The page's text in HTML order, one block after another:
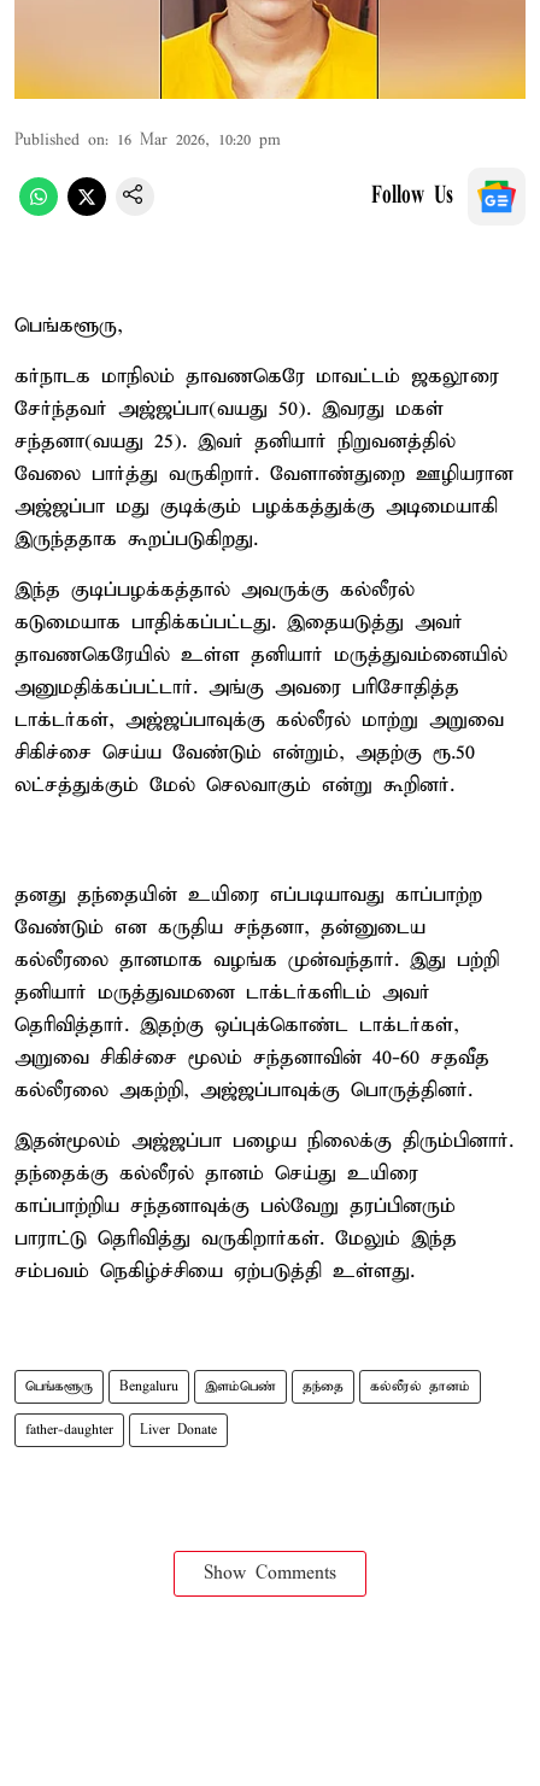
Published on: 16 Mar 2026, 10:20 pm
Follow Us
பெங்களூரு,
கர்நாடக மாநிலம் தாவணகெரே மாவட்டம் ஜகலூரை
சேர்ந்தவர் அஜ்ஜப்பா(வயது 50). இவரது மகள்
சந்தனா(வயது 25). இவர் தனியார் நிறுவனத்தில்
வேலை பார்த்து வருகிறார். வேளாண்துறை ஊழியரான
அஜ்ஜப்பா மது குடிக்கும் பழக்கத்துக்கு அடிமையாகி
இருந்ததாக கூறப்படுகிறது.
இந்த குடிப்பழக்கத்தால் அவருக்கு கல்லீரல்
கடுமையாக பாதிக்கப்பட்டது. இதையடுத்து அவர்
தாவணகெரேயில் உள்ள தனியார் மருத்துவம்னையில்
அனுமதிக்கப்பட்டார். அங்கு அவரை பரிசோதித்த
டாக்டர்கள், அஜ்ஜப்பாவுக்கு கல்லீரல் மாற்று அறுவை
சிகிச்சை செய்ய வேண்டும் என்றும், அதற்கு ரூ.50
லட்சத்துக்கும் மேல் செலவாகும் என்று கூறினர்.
தனது தந்தையின் உயிரை எப்படியாவது காப்பாற்ற
வேண்டும் என கருதிய சந்தனா, தன்னுடைய
கல்லீரலை தானமாக வழங்க முன்வந்தார். இது பற்றி
தனியார் மருத்துவமனை டாக்டர்களிடம் அவர்
தெரிவித்தார். இதற்கு ஒப்புக்கொண்ட டாக்டர்கள்,
அறுவை சிகிச்சை மூலம் சந்தனாவின் 40-60 சதவீத
கல்லீரலை அகற்றி, அஜ்ஜப்பாவுக்கு பொருத்தினர்.
இதன்மூலம் அஜ்ஜப்பா பழைய நிலைக்கு திரும்பினார்.
தந்தைக்கு கல்லீரல் தானம் செய்து உயிரை
காப்பாற்றிய சந்தனாவுக்கு பல்வேறு தரப்பினரும்
பாராட்டு தெரிவித்து வருகிறார்கள். மேலும் இந்த
சம்பவம் நெகிழ்ச்சியை ஏற்படுத்தி உள்ளது.
பெங்களூரு Bengaluru இளம்பெண் தந்தை கல்லீரல் தானம்
father-daughter Liver Donate
Show Comments